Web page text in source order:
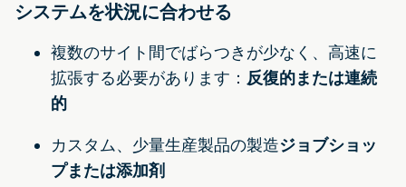
システムを状況に合わせる
複数のサイト間でばらつきが少なく、高速に
拡張する必要があります： 反復的または連続
的
カスタム、少量生産製品の製造ジョブショッ
プまたは添加剤